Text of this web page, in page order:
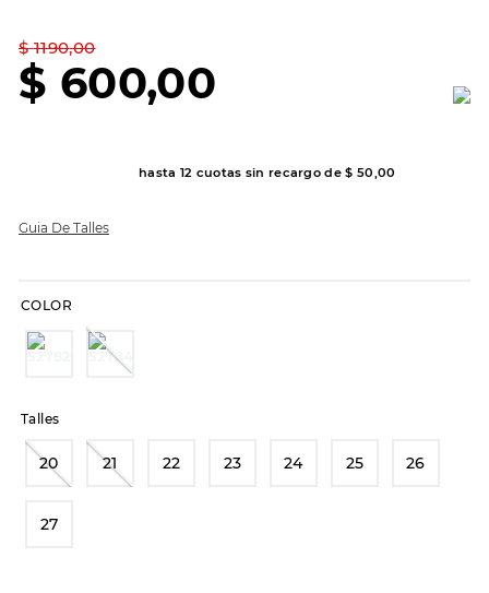
$ 1190,00
$ 600,00
hasta 12 cuotas sin recargo de$ 50,00
Guia De Talles
COLOR
Talles
20 21 22 23 24 25 26
27